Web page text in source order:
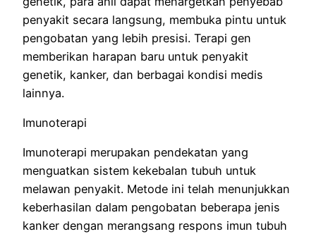
penyakit secara langsung, membuka pintu untuk
pengobatan yang lebih presisi. Terapi gen
memberikan harapan baru untuk penyakit
genetik, kanker, dan berbagai kondisi medis
lainnya.
Imunoterapi
Imunoterapi merupakan pendekatan yang
menguatkan sistem kekebalan tubuh untuk
melawan penyakit. Metode ini telah menunjukkan
keberhasilan dalam pengobatan beberapa jenis
kanker dengan merangsang respons imun tubuh